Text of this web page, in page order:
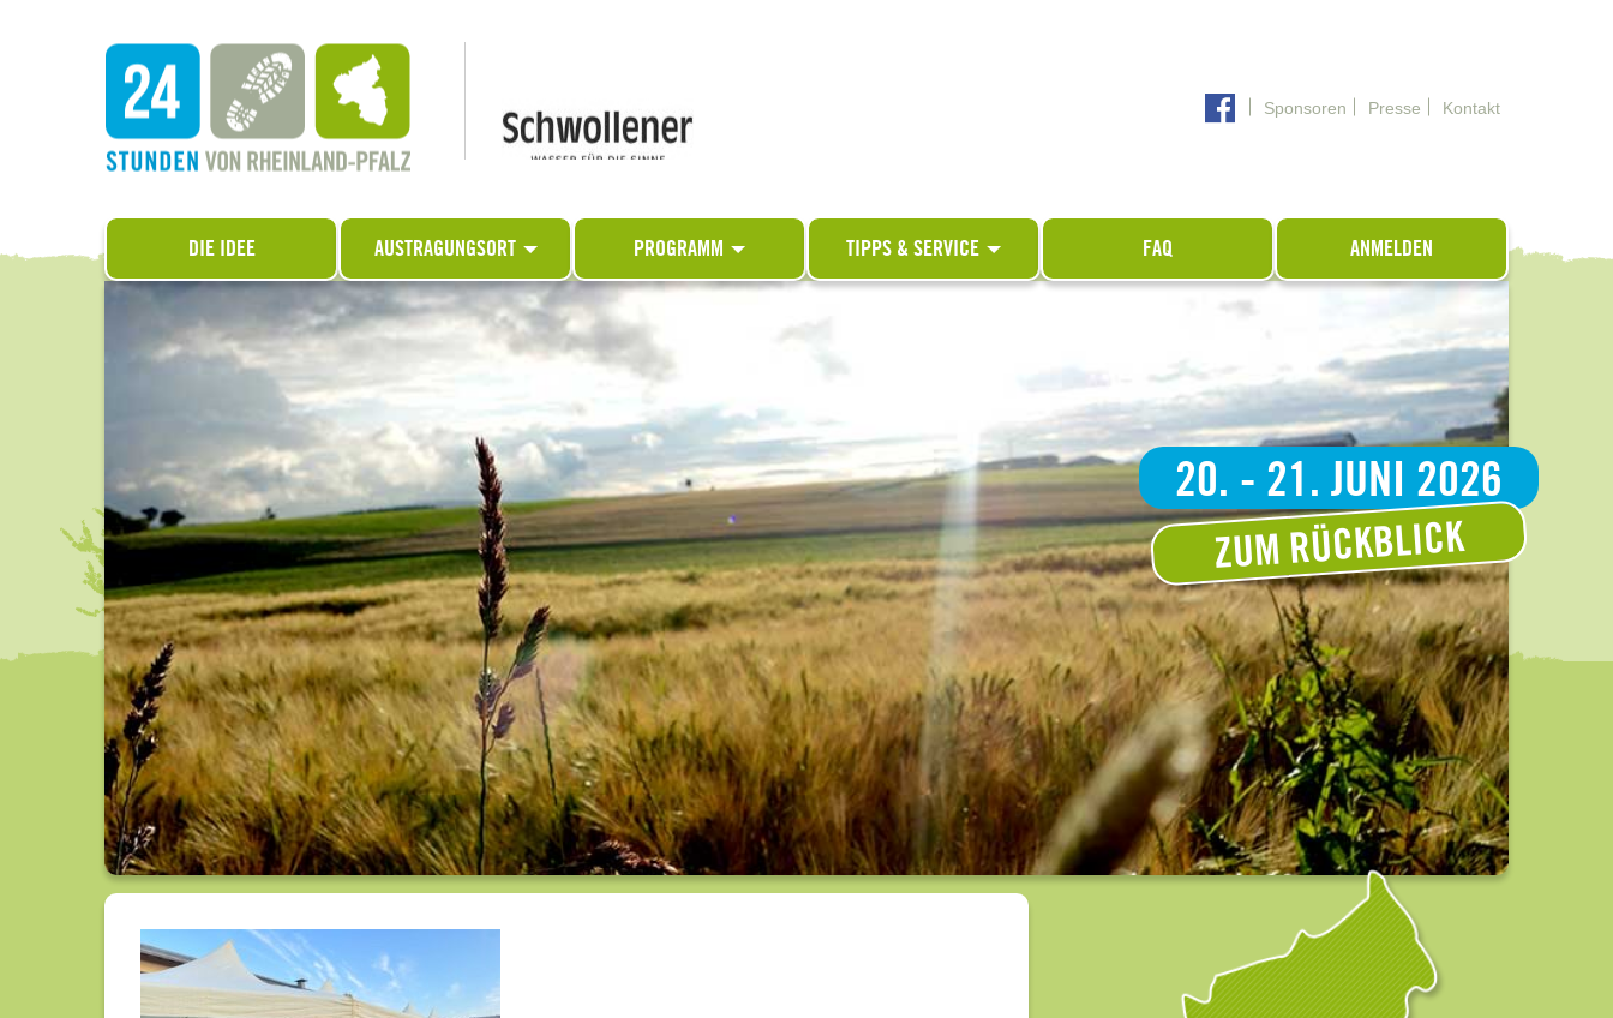
Sponsoren Presse Kontakt
DIE IDEE AUSTRAGUNGSORT PROGRAMM TIPPS & SERVICE FAQ ANMELDEN
20. - 21. JUNI 2026
ZUM RÜCKBLICK